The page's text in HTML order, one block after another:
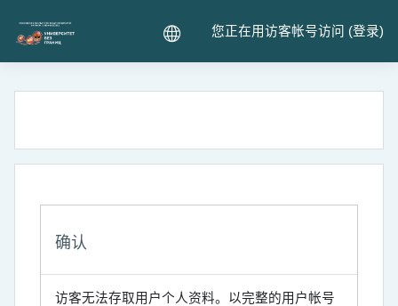
您正在用访客帐号访问 (登录)
确认
访客无法存取用户个人资料。以完整的用户帐号